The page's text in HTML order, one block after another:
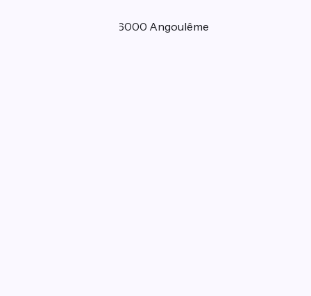
Quai de la Charente 16000 Angoulême